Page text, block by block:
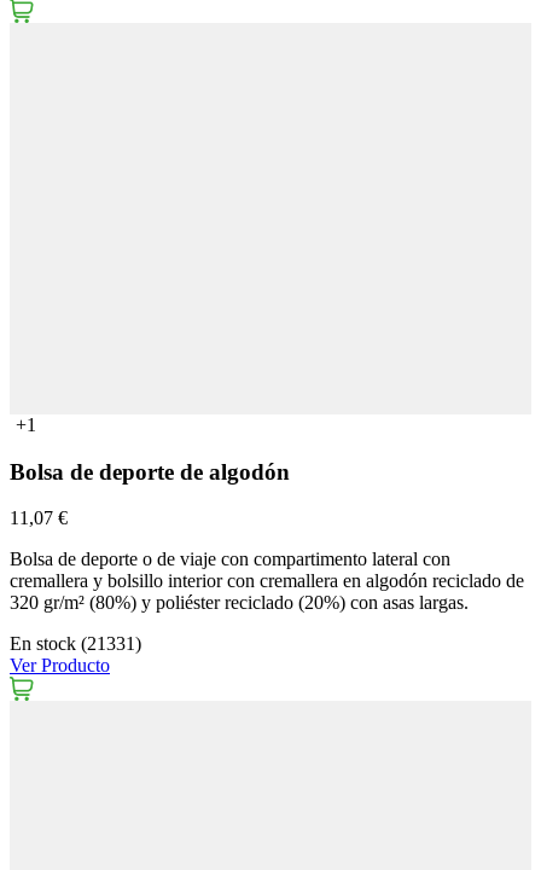
+1
Bolsa de deporte de algodón
11,07 €
Bolsa de deporte o de viaje con compartimento lateral con
cremallera y bolsillo interior con cremallera en algodón reciclado de
320 gr/m² (80%) y poliéster reciclado (20%) con asas largas.
En stock (21331)
Ver Producto